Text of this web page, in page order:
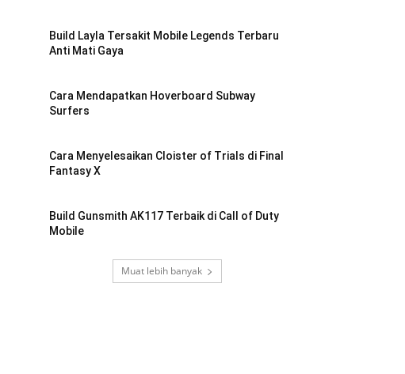
Build Layla Tersakit Mobile Legends Terbaru
Anti Mati Gaya
Cara Mendapatkan Hoverboard Subway
Surfers
Cara Menyelesaikan Cloister of Trials di Final
Fantasy X
Build Gunsmith AK117 Terbaik di Call of Duty
Mobile
Muat lebih banyak